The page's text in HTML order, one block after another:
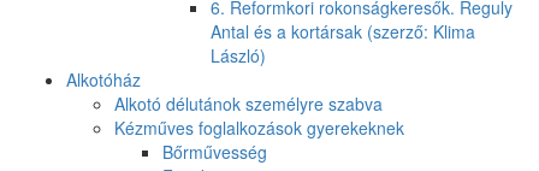
6. Reformkori rokonságkeresők. Reguly
Antal és a kortársak (szerző: Klima
László)
Alkotóház
Alkotó délutánok személyre szabva
Kézműves foglalkozások gyerekeknek
Bőrművesség